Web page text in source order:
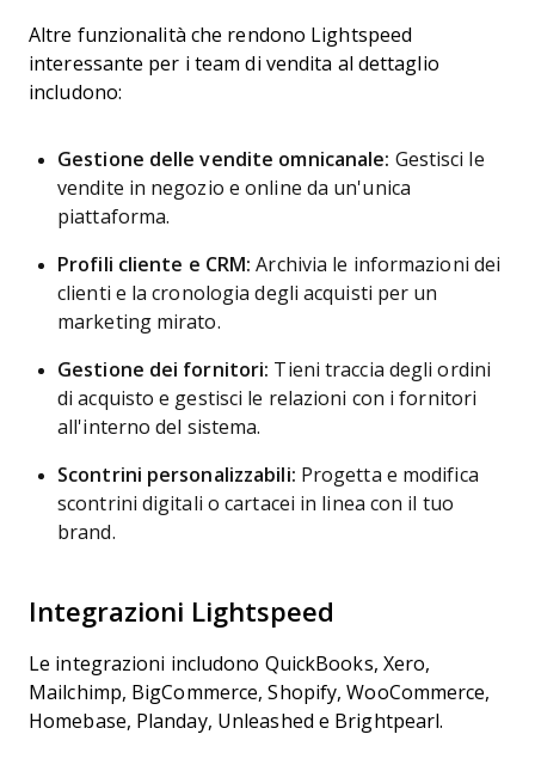
Altre funzionalità che rendono Lightspeed
interessante per i team di vendita al dettaglio
includono:
Gestione delle vendite omnicanale: Gestisci le
vendite in negozio e online da un'unica
piattaforma.
Profili cliente e CRM: Archivia le informazioni dei
clienti e la cronologia degli acquisti per un
marketing mirato.
Gestione dei fornitori: Tieni traccia degli ordini
di acquisto e gestisci le relazioni con i fornitori
all'interno del sistema.
Scontrini personalizzabili: Progetta e modifica
scontrini digitali o cartacei in linea con il tuo
brand.
Integrazioni Lightspeed
Le integrazioni includono QuickBooks, Xero,
Mailchimp, BigCommerce, Shopify, WooCommerce,
Homebase, Planday, Unleashed e Brightpearl.